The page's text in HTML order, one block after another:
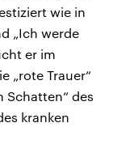
wie in
„Ich werde
er im
„rote Trauer“
Schatten“ des
kranken